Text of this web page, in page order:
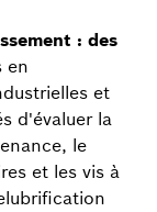
: des
en
et
d'évaluer la
le
et les vis à